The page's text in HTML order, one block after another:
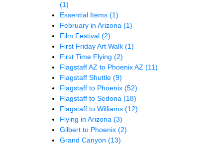
(1)
Essential Items (1)
February in Arizona (1)
Film Festival (2)
First Friday Art Walk (1)
First Time Flying (2)
Flagstaff AZ to Phoenix AZ (11)
Flagstaff Shuttle (9)
Flagstaff to Phoenix (52)
Flagstaff to Sedona (18)
Flagstaff to Williams (12)
Flying in Arizona (3)
Gilbert to Phoenix (2)
Grand Canyon (13)